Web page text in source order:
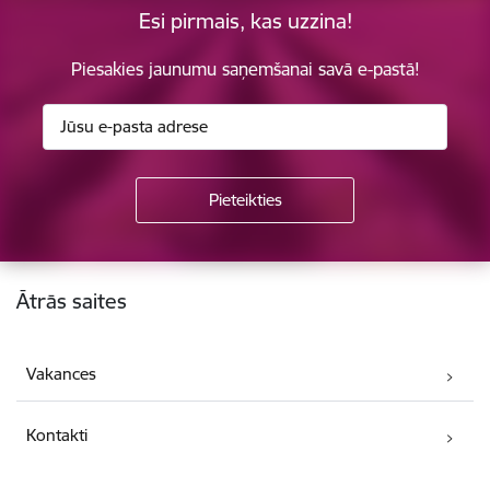
Esi pirmais, kas uzzina!
Piesakies jaunumu saņemšanai savā e-pastā!
Kājene
Ātrās saites
Vakances
Kontakti